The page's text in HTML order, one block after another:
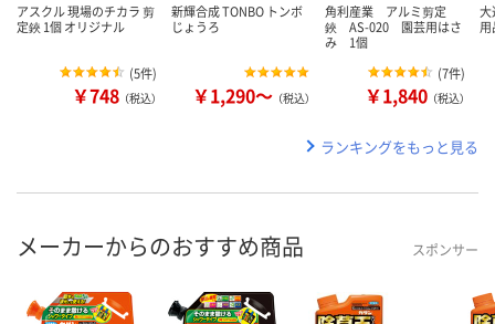
アスクル 現場のチカラ 剪
定鋏 1個 オリジナル
(5件)
￥748 （税込）
新輝合成 TONBO トンボ
じょうろ
￥1,290～ （税込）
角利産業 アルミ剪定
鋏 AS-020 園芸用はさ
み 1個
(7件)
￥1,840 （税込）
大
ランキングをもっと見る
メーカーからのおすすめ商品 スポンサー